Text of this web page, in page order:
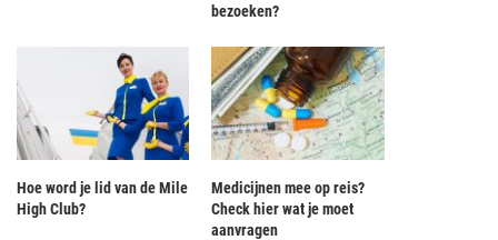
bezoeken?
Hoe word je lid van de Mile
High Club?
Medicijnen mee op reis?
Check hier wat je moet
aanvragen